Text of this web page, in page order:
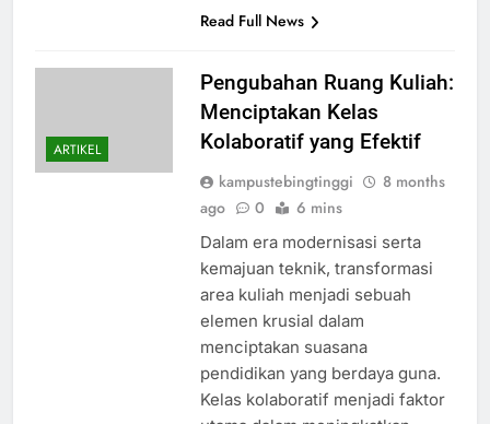
Read Full News
ARTIKEL
Pengubahan Ruang Kuliah:
Menciptakan Kelas
Kolaboratif yang Efektif
kampustebingtinggi
8 months
ago
0 6 mins
Dalam era modernisasi serta
kemajuan teknik, transformasi
area kuliah menjadi sebuah
elemen krusial dalam
menciptakan suasana
pendidikan yang berdaya guna.
Kelas kolaboratif menjadi faktor